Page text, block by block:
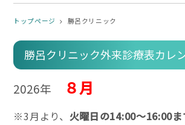
トップページ 勝呂クリニック
勝呂クリニック外来診療表カレ
2026年 ８月
※3月より、 火曜日の14:00～16:00